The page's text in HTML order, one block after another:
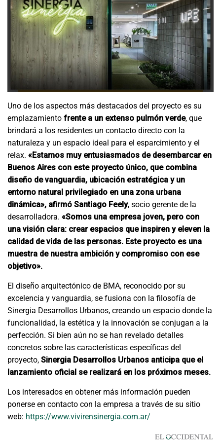
Uno de los aspectos más destacados del proyecto es su
emplazamiento frente a un extenso pulmón verde, que
brindará a los residentes un contacto directo con la
naturaleza y un espacio ideal para el esparcimiento y el
relax. «Estamos muy entusiasmados de desembarcar en
Buenos Aires con este proyecto único, que combina
diseño de vanguardia, ubicación estratégica y un
entorno natural privilegiado en una zona urbana
dinámica», afirmó Santiago Feely, socio gerente de la
desarrolladora. «Somos una empresa joven, pero con
una visión clara: crear espacios que inspiren y eleven la
calidad de vida de las personas. Este proyecto es una
muestra de nuestra ambición y compromiso con ese
objetivo».
El diseño arquitectónico de BMA, reconocido por su
excelencia y vanguardia, se fusiona con la filosofía de
Sinergia Desarrollos Urbanos, creando un espacio donde la
funcionalidad, la estética y la innovación se conjugan a la
perfección. Si bien aún no se han revelado detalles
concretos sobre las características específicas del
proyecto, Sinergia Desarrollos Urbanos anticipa que el
lanzamiento oficial se realizará en los próximos meses.
Los interesados en obtener más información pueden
ponerse en contacto con la empresa a través de su sitio
web: https://www.vivirensinergia.com.ar/